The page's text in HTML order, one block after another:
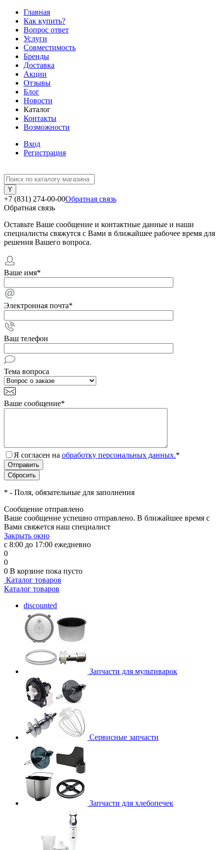
Главная
Как купить?
Вопрос ответ
Услуги
Совместимость
Бренды
Доставка
Акции
Отзывы
Блог
Новости
Каталог
Контакты
Возможности
Вход
Регистрация
+7 (831) 274-00-00Обратная связь
Обратная связь
Оставьте Ваше сообщение и контактные данные и наши
специалисты свяжутся с Вами в ближайшее рабочее время для
решения Вашего вопроса.
Ваше имя*
Электронная почта*
Ваш телефон
Тема вопроса
Ваше сообщение*
Я согласен на обработку персональных данных.*
* - Поля, обязательные для заполнения
Сообщение отправлено
Ваше сообщение успешно отправлено. В ближайшее время с
Вами свяжется наш специалист
Закрыть окно
с 8:00 до 17:00 ежедневно
0
0
0 В корзине пока пусто
Каталог товаров
Каталог товаров
discounted
Запчасти для мультиварок
Сервисные запчасти
Запчасти для хлебопечек